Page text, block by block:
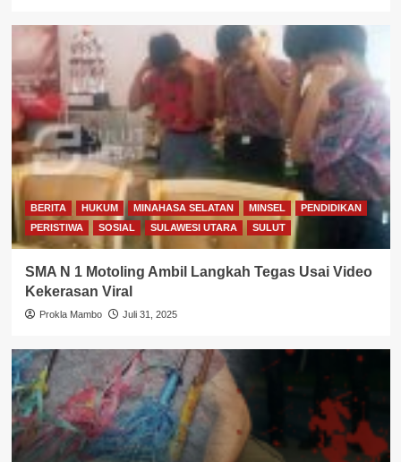
BERITA HUKUM MINAHASA SELATAN MINSEL
PENDIDIKAN
PERISTIWA
SOSIAL SULAWESI UTARA SULUT
SMA N 1 Motoling Ambil Langkah Tegas Usai Video
Kekerasan Viral
Prokla Mambo Juli 31, 2025